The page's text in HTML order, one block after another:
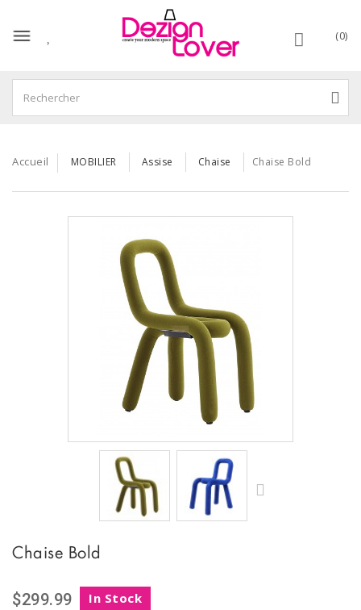
(0)
Accueil MOBILIER Assise Chaise Chaise Bold
Chaise Bold
$299.99 In Stock